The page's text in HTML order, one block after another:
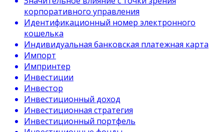
корпоративного управления
Идентификационный номер электронного
кошелька
Индивидуальная банковская платежная карта
Импорт
Импринтер
Инвестиции
Инвестор
Инвестиционный доход
Инвестиционная стратегия
Инвестиционный портфель